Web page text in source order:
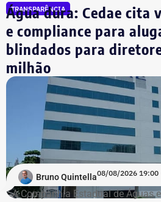
TRANSPARÊNCIA
Água dura: Cedae cita
e compliance para
blindados para
milhão
Bruno Quintella08/08/2026 19:00
A Companhia Estadual de Águas